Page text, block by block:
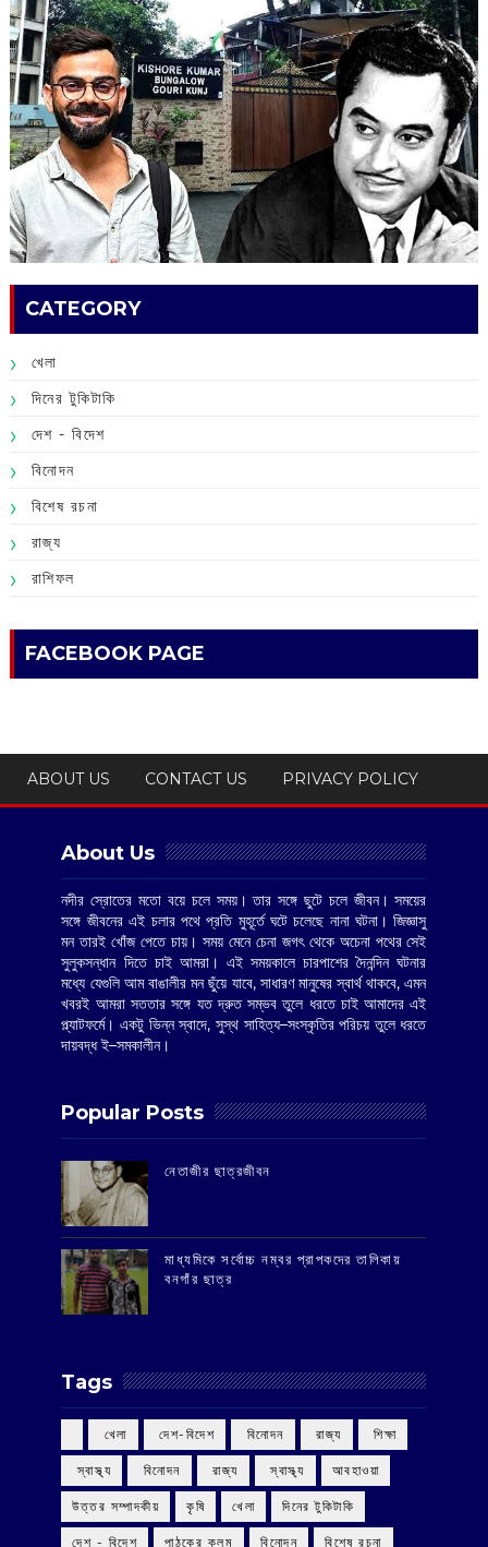
CATEGORY
খেলা
দিনের টুকিটাকি
দেশ - বিদেশ
বিনোদন
বিশেষ রচনা
রাজ্য
রাশিফল
FACEBOOK PAGE
ABOUT US CONTACT US PRIVACY POLICY
About Us
নদীর স্রোতের মতো বয়ে চলে সময়। তার সঙ্গে ছুটে চলে জীবন। সময়ের
সঙ্গে জীবনের এই চলার পথে প্রতি মুহূর্তে ঘটে চলেছে নানা ঘটনা। জিজ্ঞাসু
মন তারই খোঁজ পেতে চায়। সময় মেনে চেনা জগৎ থেকে অচেনা পথের সেই
সুলুকসন্ধান দিতে চাই আমরা। এই সময়কালে চারপাশের দৈনন্দিন ঘটনার
মধ্যে যেগুলি আম বাঙালীর মন ছুঁয়ে যাবে, সাধারণ মানুষের স্বার্থ থাকবে, এমন
খবরই আমরা সততার সঙ্গে যত দ্রুত সম্ভব তুলে ধরতে চাই আমাদের এই
প্ল্যাটফর্মে। একটু ভিন্ন স্বাদে, সুস্থ সাহিত্য–সংস্কৃতির পরিচয় তুলে ধরতে
দায়বদ্ধ ই–সমকালীন।
Popular Posts
‌নেতাজীর ছাত্রজীবন
মাধ্যমিকে সর্বোচ্চ নম্বর প্রাপকদের তালিকায়
বনগাঁর ছাত্র
Tags
‌ খেলা ‌ দেশ-বিদেশ ‌ বিনোদন ‌ রাজ্য ‌ শিক্ষা
‌ স্বাস্থ্য ‌ বিনোদন ‌ রাজ্য ‌ স্বাস্থ্য আবহাওয়া
উত্তর সম্পাদকীয় কৃষি খেলা দিনের টুকিটাকি
দেশ - বিদেশ পাঠকের কলম বিনোদন বিশেষ রচনা